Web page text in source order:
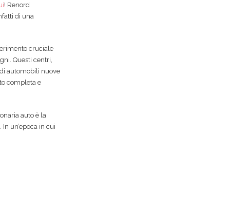
! Renord
di una
cruciale
Questi centri,
automobili nuove
completa e
auto è la
un’epoca in cui